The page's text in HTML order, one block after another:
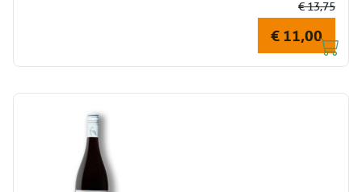
€ 13,75
€ 11,00